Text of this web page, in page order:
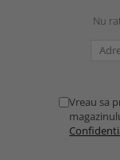
Nu
Vreau sa